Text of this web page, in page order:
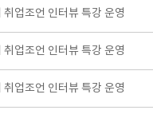
업조언 인터뷰 특강 운영
업조언 인터뷰 특강 운영
업조언 인터뷰 특강 운영